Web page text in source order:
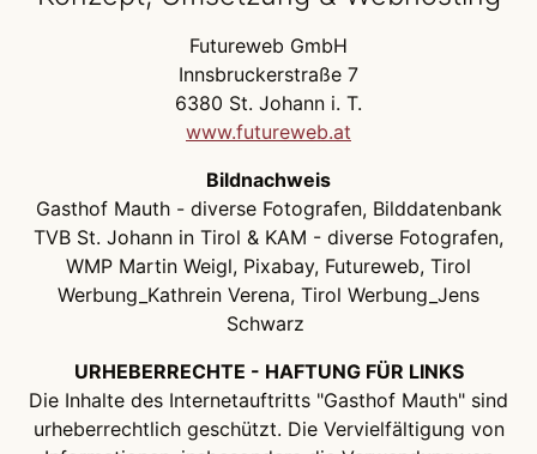
Futureweb GmbH
Innsbruckerstraße 7
6380 St. Johann i. T.
www.futureweb.at
Bildnachweis
Gasthof Mauth - diverse Fotografen, Bilddatenbank
TVB St. Johann in Tirol & KAM - diverse Fotografen,
WMP Martin Weigl, Pixabay, Futureweb, Tirol
Werbung_Kathrein Verena, Tirol Werbung_Jens
Schwarz
URHEBERRECHTE - HAFTUNG FÜR LINKS
Die Inhalte des Internetauftritts "Gasthof Mauth" sind
urheberrechtlich geschützt. Die Vervielfältigung von